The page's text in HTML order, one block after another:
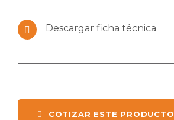
Descargar ficha técnica
COTIZAR ESTE PRODUCTO